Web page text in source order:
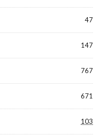
47
147
767
671
103